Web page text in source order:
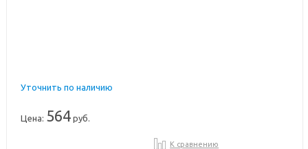
Уточнить по наличию
Цена: 564руб.
К сравнению